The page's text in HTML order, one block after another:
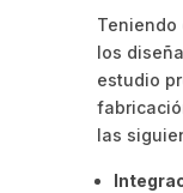
Teniendo
los
estudio
las